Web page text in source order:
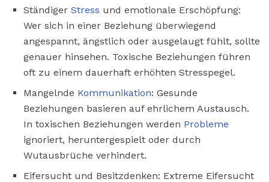
Ständiger Stress und emotionale Erschöpfung:
Wer sich in einer Beziehung überwiegend
angespannt, ängstlich oder ausgelaugt fühlt, sollte
genauer hinsehen. Toxische Beziehungen führen
oft zu einem dauerhaft erhöhten Stresspegel.
Mangelnde Kommunikation: Gesunde
Beziehungen basieren auf ehrlichem Austausch.
In toxischen Beziehungen werden Probleme
ignoriert, heruntergespielt oder durch
Wutausbrüche verhindert.
Eifersucht und Besitzdenken: Extreme Eifersucht